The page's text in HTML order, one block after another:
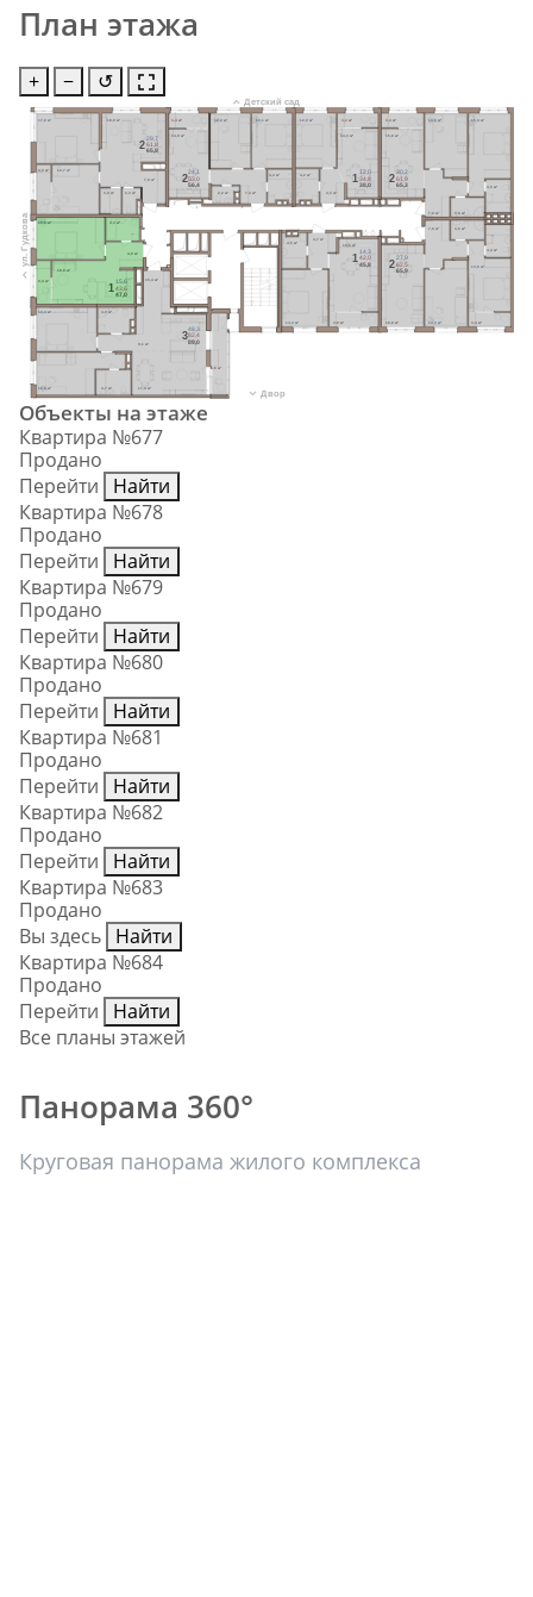
План этажа
+ − ↺
3,8 м²
14,3 м²
4,5 м²
4,7 м²
18,5 м²
1
14,3
42,0
45,8
3,4 м²
18,8 м²
13,6 м²
3,6 м²
4,4 м²
14,3 м²
7,8 м²
2
27,9
62,5
65,9
3,4 м²
15,8 м²
16,4 м²
3,6 м²
4,5 м²
13,8 м²
7,8 м²
2
30,2
61,9
65,3
3,2 м²
12,0 м²
4,2 м²
4,3 м²
14,3 м²
1
12,0
34,8
38,0
3,4 м² 12,1 м²
4,4 м²
12,0 м²
14,9 м²
7,4 м²
2,2 м²
2
24,1
53,0
56,4
4,0 м²
2,3 м²
17,0 м²
12,7 м²
18,9 м²
7,9 м²
3,0 м²
2
29,7
61,8
65,8
3,4 м²
18,8 м²
4,3 м²
15,6 м²
4,9 м²
1
15,6
43,6
47,0
6,6 м²
14,4 м²
16,0 м² 4,7 м²
4,9 м²
15,4 м²
9,1 м²
17,9 м²
3
48,3
82,4
89,0
Двор
Детский сад
ул. Гудкова
Объекты на этаже
Квартира №677
Продано
Перейти
Найти
Квартира №678
Продано
Перейти
Найти
Квартира №679
Продано
Перейти
Найти
Квартира №680
Продано
Перейти
Найти
Квартира №681
Продано
Перейти
Найти
Квартира №682
Продано
Перейти
Найти
Квартира №683
Продано
Вы здесь Найти
Квартира №684
Продано
Перейти
Найти
Все планы этажей
Панорама 360°
Круговая панорама жилого комплекса